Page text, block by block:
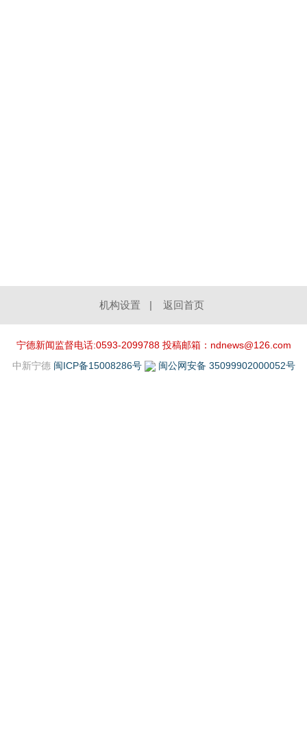
机构设置 | 返回首页
宁德新闻监督电话:0593-2099788 投稿邮箱：ndnews@126.com
中新宁德 闽ICP备15008286号 闽公网安备 35099902000052号